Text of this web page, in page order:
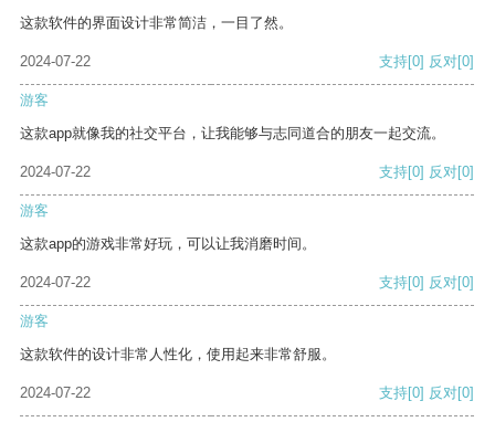
这款软件的界面设计非常简洁，一目了然。
2024-07-22 支持[0] 反对[0]
游客
这款app就像我的社交平台，让我能够与志同道合的朋友一起交流。
2024-07-22 支持[0] 反对[0]
游客
这款app的游戏非常好玩，可以让我消磨时间。
2024-07-22 支持[0] 反对[0]
游客
这款软件的设计非常人性化，使用起来非常舒服。
2024-07-22 支持[0] 反对[0]